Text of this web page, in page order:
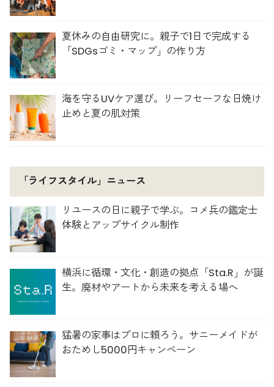
夏休みの自由研究に。親子で1日で完成する
「SDGsゴミ・マップ」の作り方
海を守るUVケア選び。リーフセーフな日焼け
止めと夏の肌対策
「ライフスタイル」ニュース
リユースの日に親子で学ぶ。コメ兵の鑑定士
体験とアップサイクル制作
横浜に循環・文化・創造の拠点「Sta.R」が誕
生。廃材やアートから未来を考える場へ
猛暑の家事はプロに頼ろう。サニーメイドが
おためし5000円キャンペーン